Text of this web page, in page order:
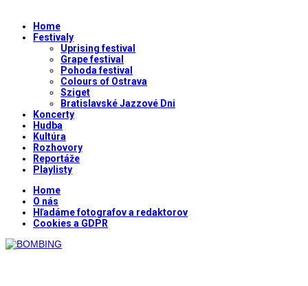
Home
Festivaly
Uprising festival
Grape festival
Pohoda festival
Colours of Ostrava
Sziget
Bratislavské Jazzové Dni
Koncerty
Hudba
Kultúra
Rozhovory
Reportáže
Playlisty
Home
O nás
Hľadáme fotografov a redaktorov
Cookies a GDPR